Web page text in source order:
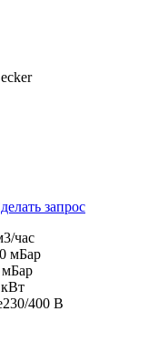
запрос
час
мБар
230/400 В